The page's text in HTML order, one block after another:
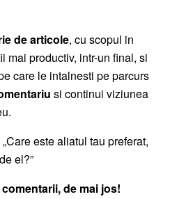
de articole, cu scopul in
mai productiv, intr-un final, si
care le intalnesti pe parcurs
si continui viziunea
„Care este aliatul tau preferat,
el?”
de mai jos!